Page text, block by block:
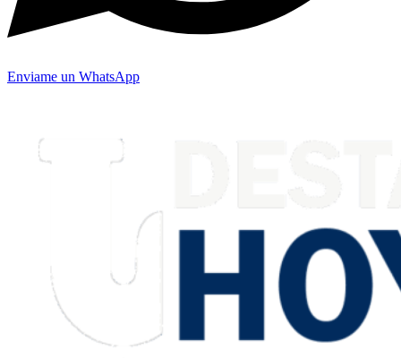
Enviame un WhatsApp